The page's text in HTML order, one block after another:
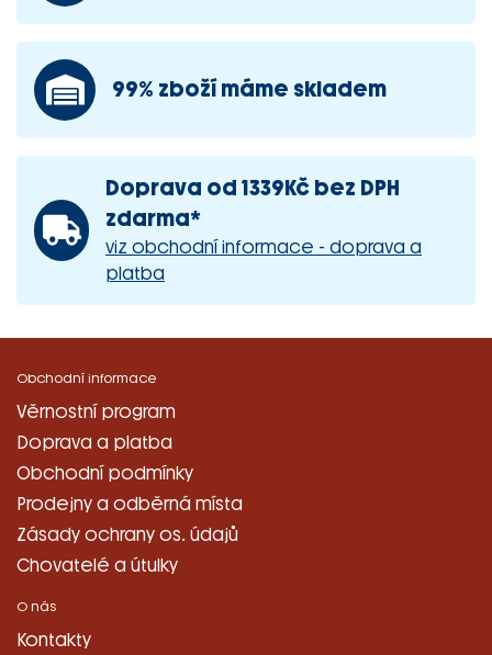
99% zboží máme skladem
Doprava od 1339Kč bez DPH
zdarma*
viz obchodní informace - doprava a
platba
Obchodní informace
Věrnostní program
Doprava a platba
Obchodní podmínky
Prodejny a odběrná místa
Zásady ochrany os. údajů
Chovatelé a útulky
O nás
Kontakty